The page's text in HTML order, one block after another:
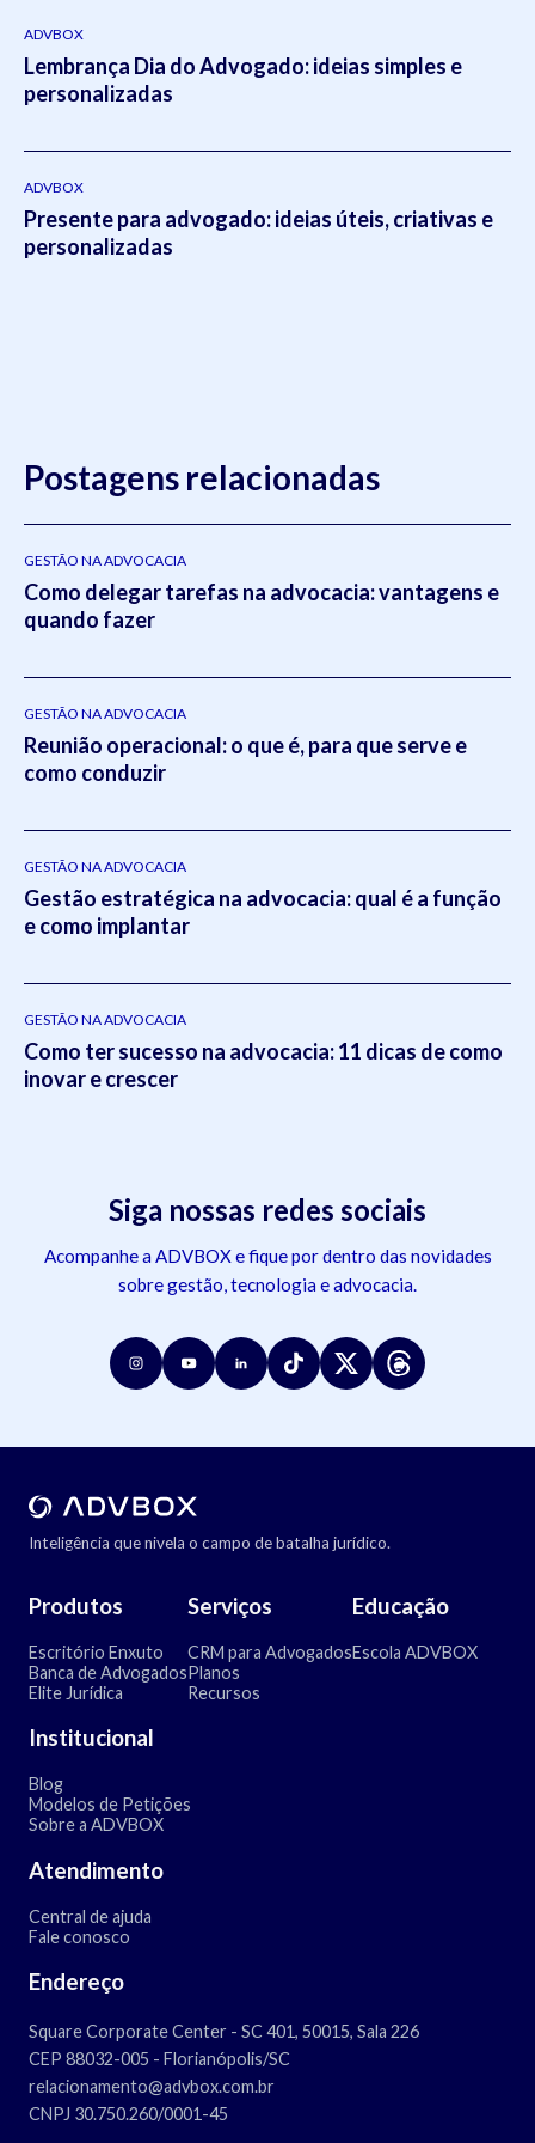
ADVBOX
Lembrança Dia do Advogado: ideias simples e
personalizadas
ADVBOX
Presente para advogado: ideias úteis, criativas e
personalizadas
Postagens relacionadas
GESTÃO NA ADVOCACIA
Como delegar tarefas na advocacia: vantagens e
quando fazer
GESTÃO NA ADVOCACIA
Reunião operacional: o que é, para que serve e
como conduzir
GESTÃO NA ADVOCACIA
Gestão estratégica na advocacia: qual é a função
e como implantar
GESTÃO NA ADVOCACIA
Como ter sucesso na advocacia: 11 dicas de como
inovar e crescer
Siga nossas redes sociais
Acompanhe a ADVBOX e fique por dentro das novidades
sobre gestão, tecnologia e advocacia.
Inteligência que nivela o campo de batalha jurídico.
Produtos
Escritório Enxuto
Banca de Advogados
Elite Jurídica
Serviços
CRM para Advogados
Planos
Recursos
Educação
Escola ADVBOX
Institucional
Blog
Modelos de Petições
Sobre a ADVBOX
Atendimento
Central de ajuda
Fale conosco
Endereço
Square Corporate Center - SC 401, 50015, Sala 226
CEP 88032-005 - Florianópolis/SC
relacionamento@advbox.com.br
CNPJ 30.750.260/0001-45